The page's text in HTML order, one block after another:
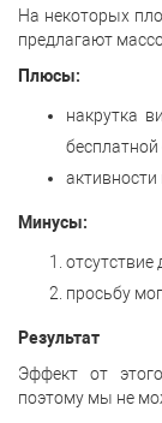
На некоторых
предлагают
Плюсы:
накрутка
бесплатной
Минусы:
отсутствие
просьбу
Результат
Эффект от
поэтому мы не